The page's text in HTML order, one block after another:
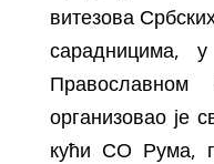
витезова
сарадницима,
организовао је
кући СО Рума,